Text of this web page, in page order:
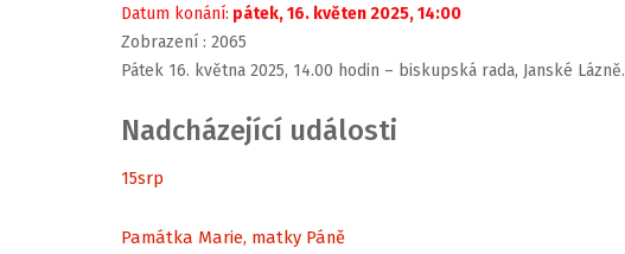
Datum konání: pátek, 16. květen 2025, 14:00
Zobrazení : 2065
Pátek 16. května 2025, 14.00 hodin – biskupská rada, Janské Lázně.
Nadcházející události
15srp
Památka Marie, matky Páně